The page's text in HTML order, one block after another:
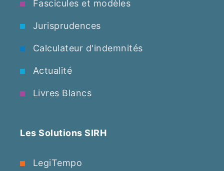
Fascicules et modèles
Jurisprudences
Calculateur d'indemnités
Actualité
Livres Blancs
Les Solutions SIRH
LegiTempo